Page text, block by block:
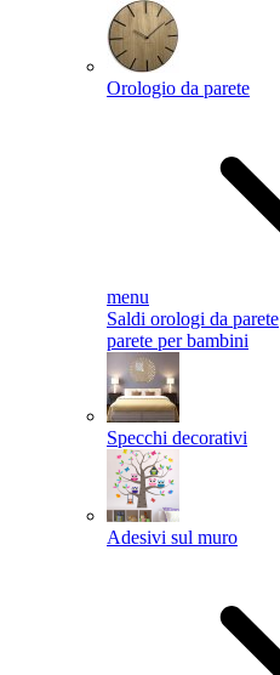
Orologio da parete
menu
Saldi orologi da parete
parete per bambini
Specchi decorativi
Adesivi sul muro